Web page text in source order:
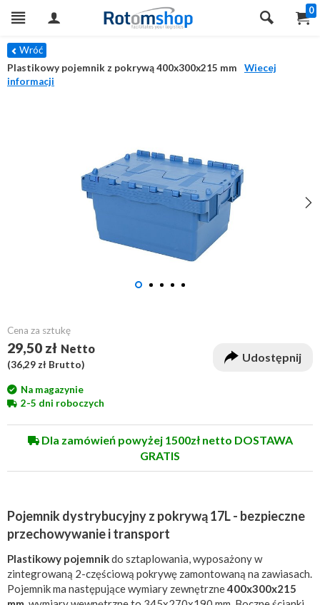
0
Wróć
Plastikowy pojemnik z pokrywą 400x300x215 mm
Wiecej
informacji
Cena za sztukę
29,50 zł Netto
(36,29 zł Brutto)
Udostępnij
Na magazynie
2-5 dni roboczych
Dla zamówień powyżej 1500zł netto DOSTAWA
GRATIS
Pojemnik dystrybucyjny z pokrywą 17L - bezpieczne
przechowywanie i transport
Plastikowy pojemnikdo sztaplowania, wyposażony w
zintegrowaną 2-częściową pokrywę zamontowaną na zawiasach.
Pojemnik ma następujące wymiary zewnętrzne400x300x215